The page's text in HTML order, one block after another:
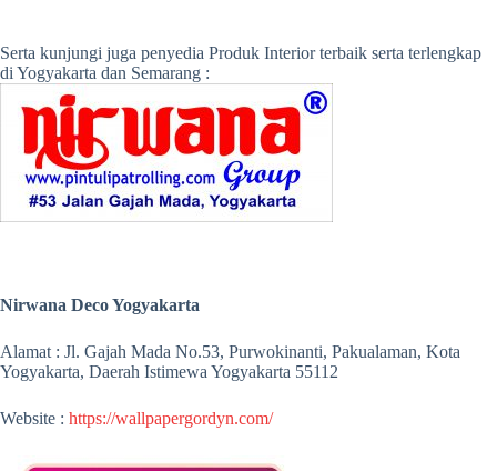
Serta kunjungi juga penyedia Produk Interior terbaik serta terlengkap
di Yogyakarta dan Semarang :
Nirwana Deco Yogyakarta
Alamat : Jl. Gajah Mada No.53, Purwokinanti, Pakualaman, Kota
Yogyakarta, Daerah Istimewa Yogyakarta 55112
Website : https://wallpapergordyn.com/